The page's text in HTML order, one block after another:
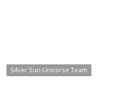
Silver Sun-Unicorse Team